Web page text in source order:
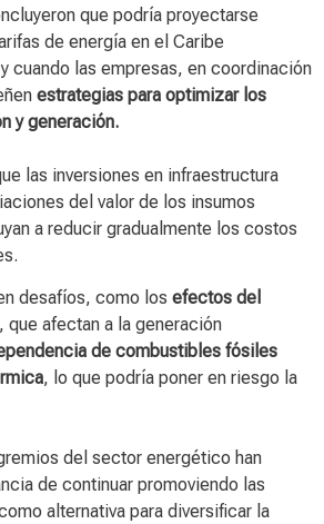
que podría proyectarse
de energía en el Caribe
cuando las empresas, en coordinación
estrategias para optimizar los
y generación.
las inversiones en infraestructura
del valor de los insumos
a reducir gradualmente los costos
desafíos, como los efectos del
, que afectan a la generación
de combustibles fósiles
, lo que podría poner en riesgo la
del sector energético han
de continuar promoviendo las
alternativa para diversificar la